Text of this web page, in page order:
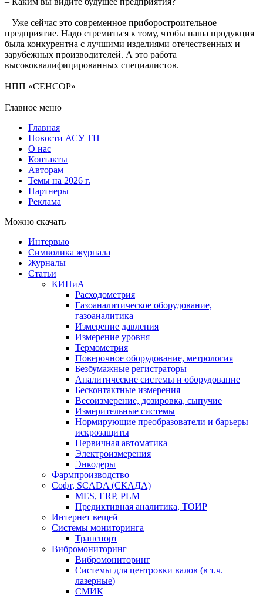
– Уже сейчас это современное приборостроительное
предприятие. Надо стремиться к тому, чтобы наша продукция
была конкурентна с лучшими изделиями отечественных и
зарубежных производителей. А это работа
высококвалифицированных специалистов.
НПП «СЕНСОР»
Главное меню
Главная
Новости АСУ ТП
О нас
Контакты
Авторам
Темы на 2026 г.
Партнеры
Реклама
Можно скачать
Интервью
Символика журнала
Журналы
Статьи
КИПиА
Расходометрия
Газоаналитическое оборудование,
газоаналитика
Измерение давления
Измерение уровня
Термометрия
Поверочное оборудование, метрология
Безбумажные регистраторы
Аналитические системы и оборудование
Бесконтактные измерения
Весоизмерение, дозировка, сыпучие
Измерительные системы
Нормирующие преобразователи и барьеры
искрозащиты
Первичная автоматика
Электроизмерения
Энкодеры
Фармпроизводство
Софт, SCADA (СКАДА)
MES, ERP, PLM
Предиктивная аналитика, ТОИР
Интернет вещей
Системы мониторинга
Транспорт
Вибромониторинг
Вибромониторинг
Системы для центровки валов (в т.ч.
лазерные)
СМИК